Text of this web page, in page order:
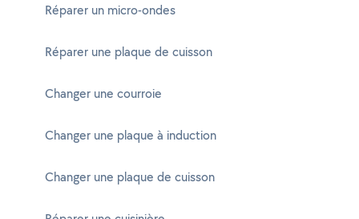
Réparer un micro-ondes
Réparer une plaque de cuisson
Changer une courroie
Changer une plaque à induction
Changer une plaque de cuisson